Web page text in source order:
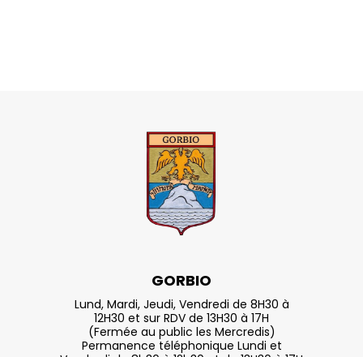
GORBIO
Lund, Mardi, Jeudi, Vendredi de 8H30 à
12H30 et sur RDV de 13H30 à 17H
(Fermée au public les Mercredis)
Permanence téléphonique Lundi et